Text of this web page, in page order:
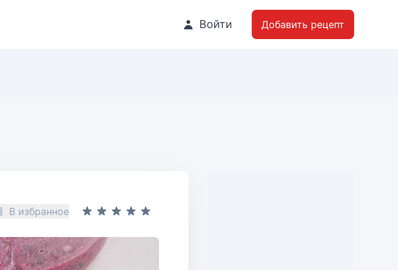
Войти Добавить рецепт
В избранное